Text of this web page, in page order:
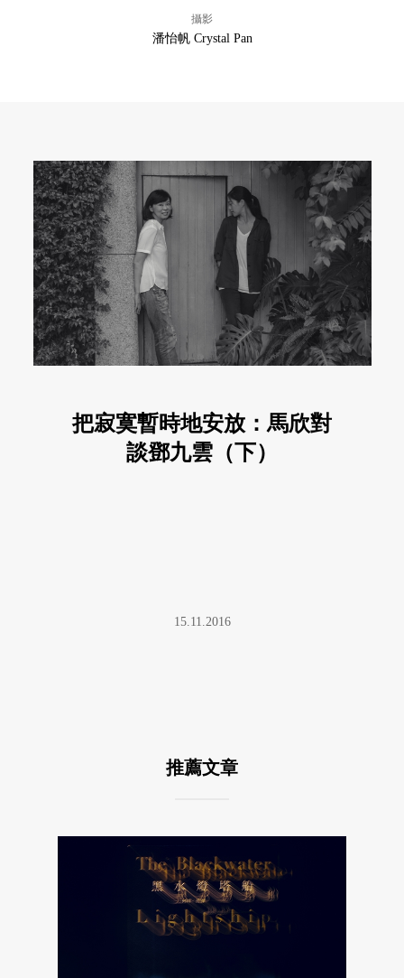
攝影
潘怡帆 Crystal Pan
把寂寞暫時地安放：馬欣對
談鄧九雲（下）
15.11.2016
推薦文章